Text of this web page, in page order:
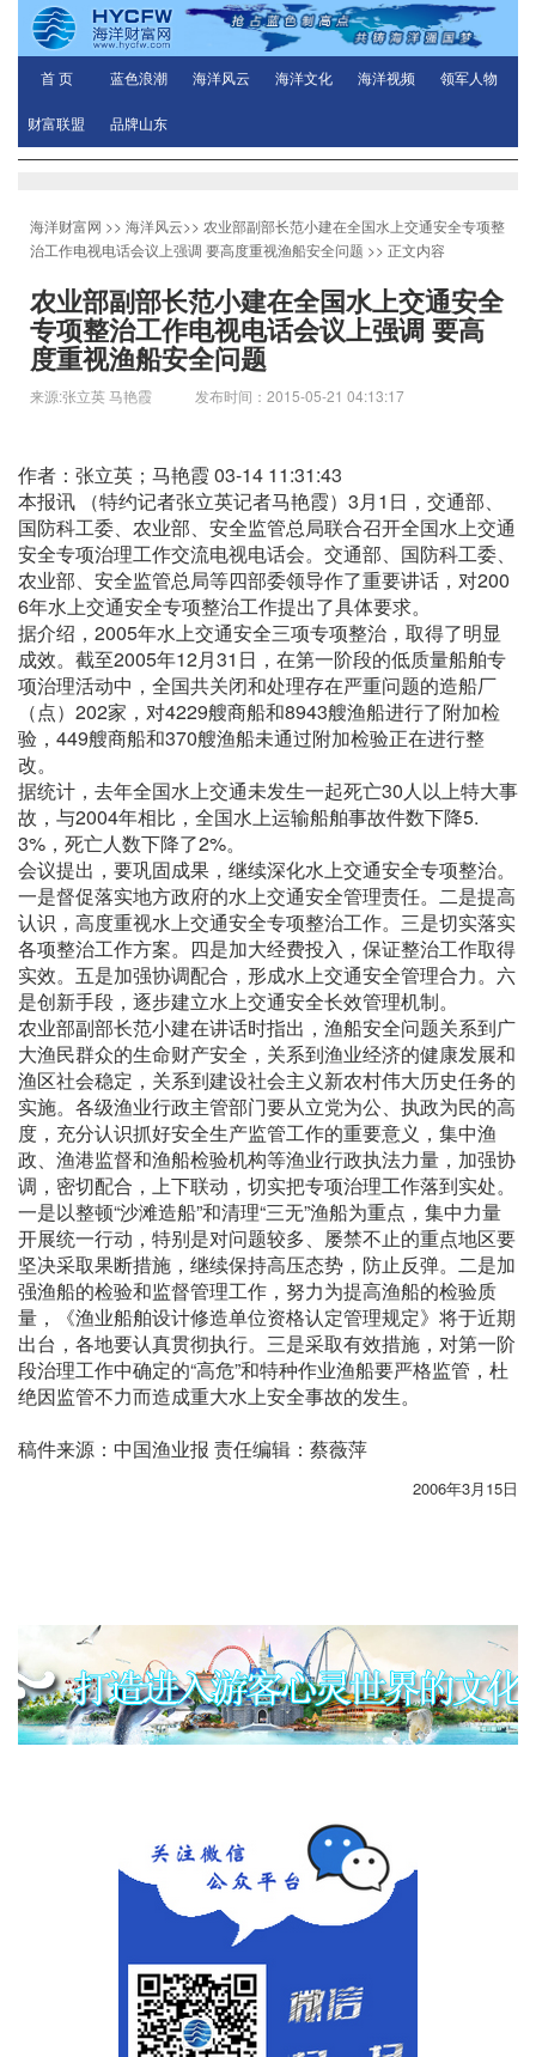
首 页 蓝色浪潮 海洋风云 海洋文化 海洋视频 领军人物
财富联盟 品牌山东
海洋财富网 >> 海洋风云>> 农业部副部长范小建在全国水上交通安全专项整
治工作电视电话会议上强调 要高度重视渔船安全问题 >> 正文内容
农业部副部长范小建在全国水上交通安全
专项整治工作电视电话会议上强调 要高
度重视渔船安全问题
来源:张立英 马艳霞 发布时间：2015-05-21 04:13:17
作者：张立英；马艳霞 03-14 11:31:43
本报讯 （特约记者张立英记者马艳霞）3月1日，交通部、
国防科工委、农业部、安全监管总局联合召开全国水上交通
安全专项治理工作交流电视电话会。交通部、国防科工委、
农业部、安全监管总局等四部委领导作了重要讲话，对200
6年水上交通安全专项整治工作提出了具体要求。
据介绍，2005年水上交通安全三项专项整治，取得了明显
成效。截至2005年12月31日，在第一阶段的低质量船舶专
项治理活动中，全国共关闭和处理存在严重问题的造船厂
（点）202家，对4229艘商船和8943艘渔船进行了附加检
验，449艘商船和370艘渔船未通过附加检验正在进行整
改。
据统计，去年全国水上交通未发生一起死亡30人以上特大事
故，与2004年相比，全国水上运输船舶事故件数下降5.
3%，死亡人数下降了2%。
会议提出，要巩固成果，继续深化水上交通安全专项整治。
一是督促落实地方政府的水上交通安全管理责任。二是提高
认识，高度重视水上交通安全专项整治工作。三是切实落实
各项整治工作方案。四是加大经费投入，保证整治工作取得
实效。五是加强协调配合，形成水上交通安全管理合力。六
是创新手段，逐步建立水上交通安全长效管理机制。
农业部副部长范小建在讲话时指出，渔船安全问题关系到广
大渔民群众的生命财产安全，关系到渔业经济的健康发展和
渔区社会稳定，关系到建设社会主义新农村伟大历史任务的
实施。各级渔业行政主管部门要从立党为公、执政为民的高
度，充分认识抓好安全生产监管工作的重要意义，集中渔
政、渔港监督和渔船检验机构等渔业行政执法力量，加强协
调，密切配合，上下联动，切实把专项治理工作落到实处。
一是以整顿“沙滩造船”和清理“三无”渔船为重点，集中力量
开展统一行动，特别是对问题较多、屡禁不止的重点地区要
坚决采取果断措施，继续保持高压态势，防止反弹。二是加
强渔船的检验和监督管理工作，努力为提高渔船的检验质
量，《渔业船舶设计修造单位资格认定管理规定》将于近期
出台，各地要认真贯彻执行。三是采取有效措施，对第一阶
段治理工作中确定的“高危”和特种作业渔船要严格监管，杜
绝因监管不力而造成重大水上安全事故的发生。
稿件来源：中国渔业报 责任编辑：蔡薇萍
2006年3月15日